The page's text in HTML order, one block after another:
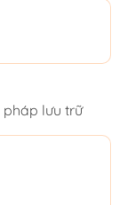
pháp lưu trữ